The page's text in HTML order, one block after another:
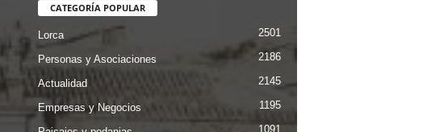
CATEGORÍA POPULAR
Lorca 2501
Personas y Asociaciones 2186
Actualidad 2145
Empresas y Negocios 1195
1091